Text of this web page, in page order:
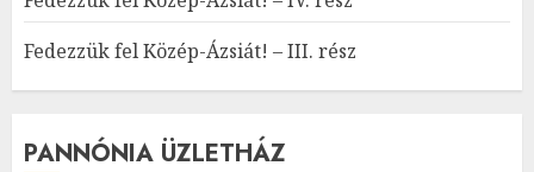
Fedezzük fel Közép-Ázsiát! – III. rész
PANNÓNIA ÜZLETHÁZ